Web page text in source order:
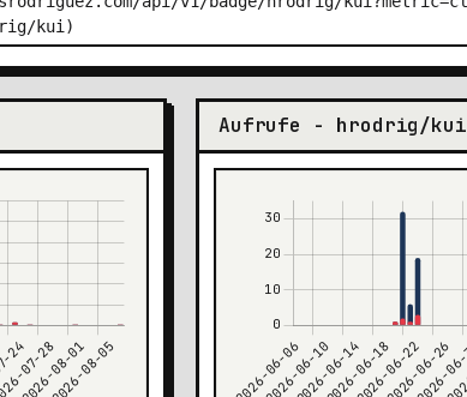
Aufrufe - hrodrig/kui